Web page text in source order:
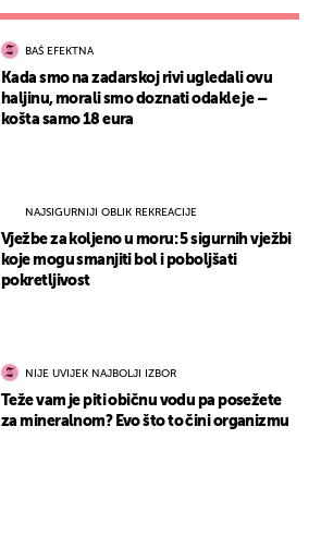
BAŠ EFEKTNA
Kada smo na zadarskoj rivi ugledali ovu
haljinu, morali smo doznati odakle je –
košta samo 18 eura
NAJSIGURNIJI OBLIK REKREACIJE
Vježbe za koljeno u moru: 5 sigurnih vježbi
koje mogu smanjiti bol i poboljšati
pokretljivost
NIJE UVIJEK NAJBOLJI IZBOR
Teže vam je piti običnu vodu pa posežete
za mineralnom? Evo što to čini organizmu